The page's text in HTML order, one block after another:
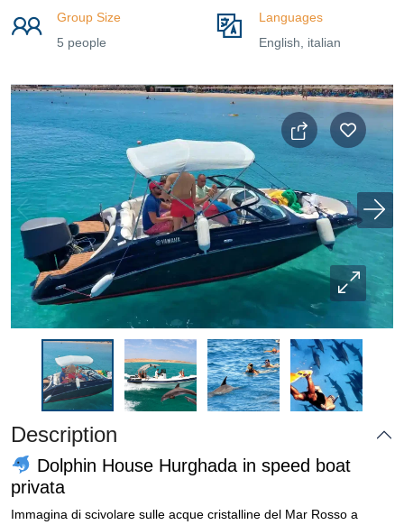
Group Size
5 people
Languages
English, italian
Description
Dolphin House Hurghada in speed boat
privata
Immagina di scivolare sulle acque cristalline del Mar Rosso a